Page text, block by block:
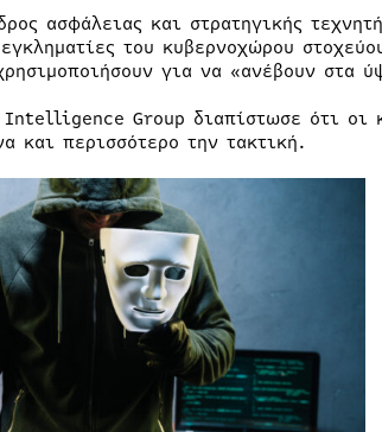
ασφάλειας και στρατηγικής
του κυβερνοχώρου
για να «ανέβουν στα
Group διαπίστωσε ότι οι
και περισσότερο την τακτική.